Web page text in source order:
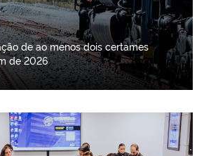
de ao menos dois certames
de 2026